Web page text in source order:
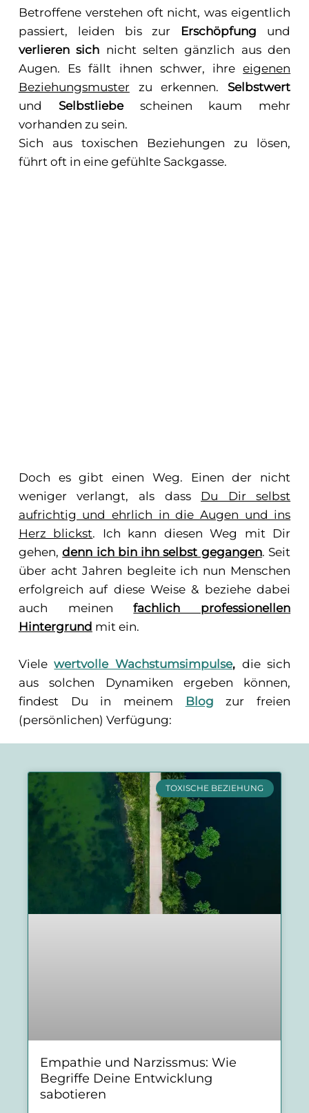
Betroffene verstehen oft nicht, was eigentlich
passiert, leiden bis zur Erschöpfung und
verlieren sich nicht selten gänzlich aus den
Augen. Es fällt ihnen schwer, ihreeigenen
Beziehungsmusterzu erkennen. Selbstwert
und Selbstliebescheinen kaum mehr
vorhanden zu sein.
Sich aus toxischen Beziehungen zu lösen,
führt oft in eine gefühlte Sackgasse.
Doch es gibt einen Weg. Einen der nicht
weniger verlangt, als dass Du Dir selbst
aufrichtig und ehrlich in die Augen und ins
Herz blickst. Ich kann diesen Weg mit Dir
gehen,denn ich bin ihn selbst gegangen. Seit
über acht Jahren begleite ich nun Menschen
erfolgreich auf diese Weise & beziehe dabei
auch meinenfachlich professionellen
Hintergrund mit ein.
Vielewertvolle Wachstumsimpulse, die sich
aus solchen Dynamiken ergeben können,
findest Du in meinem
Blog zur freien
(persönlichen) Verfügung:
TOXISCHE BEZIEHUNG
Empathie und Narzissmus: Wie
Begriffe Deine Entwicklung
sabotieren